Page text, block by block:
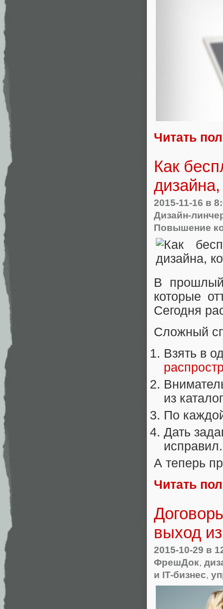
Читать
Как
2015-11-16 в
Дизайн-
Повышение
В
которые
Сегодня
Сложный
Взять в
из
По
Дать
исправил.
А теперь
Читать
выход
2015-10-29 в
ФрешДок,
и IT-бизнес,